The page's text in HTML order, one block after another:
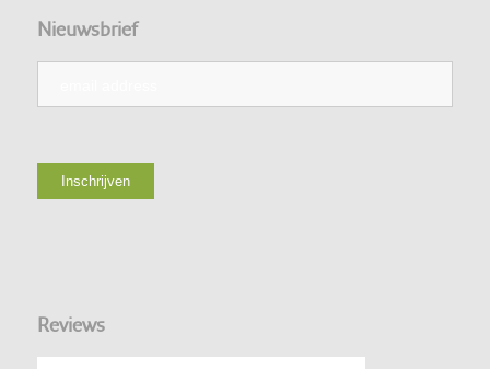
Nieuwsbrief
Reviews